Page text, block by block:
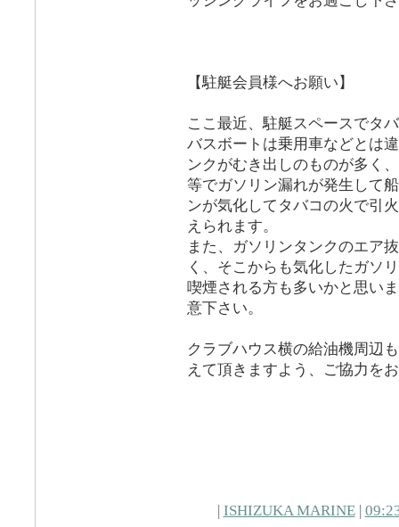
【駐艇会員様へお願い】
ここ最近、駐艇スペースでタ
バスボートは乗用車などとは
ンクがむき出しのものが多く
等でガソリン漏れが発生して
ンが気化してタバコの火で引
えられます。
また、ガソリンタンクのエア
く、そこからも気化したガソ
喫煙される方も多いかと思い
意下さい。
クラブハウス横の給油機周辺
えて頂きますよう、ご協力を
| ISHIZUKA MARINE|